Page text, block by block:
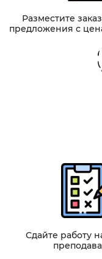
Разместите
предложения с
Сдайте работу